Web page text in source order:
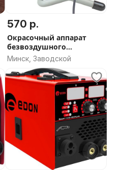
570 р.
Окрасочный аппарат
безвоздушного
распыления Redbo APS-
8626 (800 Вт., 1.7л./мин.,
207бар)
Минск, Заводской